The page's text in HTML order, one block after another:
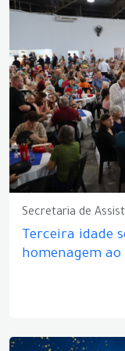
Secretaria de
Terceira idade
homenagem ao